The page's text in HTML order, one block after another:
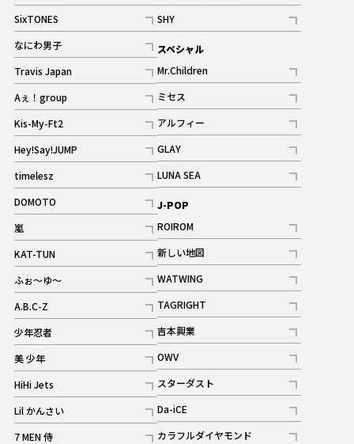
記事
ギャラリー
SixTONES
記事
ギャラリー
なにわ男子
記事
Travis Japan
記事
Aぇ！group
記事
Kis-My-Ft2
記事
ギャラリー
Hey!Say!JUMP
記事
timelesz
記事
DOMOTO
記事
嵐
記事
KAT-TUN
記事
ふぉ～ゆ～
記事
A.B.C-Z
記事
ギャラリー
少年忍者
記事
美 少年
記事
HiHi Jets
記事
Lil かんさい
記事
7 MEN 侍
記事
SHY
記事
スペシャル
Mr.Children
記事
ミセス
記事
アルフィー
記事
GLAY
記事
LUNA SEA
記事
J-POP
ROIROM
記事
新しい地図
記事
WATWING
記事
TAGRIGHT
記事
吉本興業
記事
OWV
記事
ギャラリー
スターダスト
記事
Da-iCE
記事
カラフルダイヤモンド